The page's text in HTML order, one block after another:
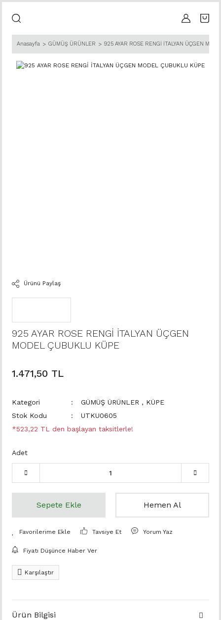
Anasayfa GÜMÜŞ ÜRÜNLER 925 AYAR ROSE RENGİ İTALYAN ÜÇGEN
Ürünü Paylaş
925 AYAR ROSE RENGİ İTALYAN ÜÇGEN
MODEL ÇUBUKLU KÜPE
1.471,50 TL
Kategori GÜMÜŞ ÜRÜNLER , KÜPE
Stok Kodu
UTKU0605
*523,22 TL den başlayan taksitlerle!
Adet
Sepete Ekle Hemen Al
Tavsiye Et Yorum Yaz
Fiyatı Düşünce Haber Ver
Karşılaştır
Ürün Bilgisi